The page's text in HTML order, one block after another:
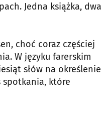
Jedna książka, dwa
choć coraz częściej
W języku farerskim
słów na określenie
spotkania, które